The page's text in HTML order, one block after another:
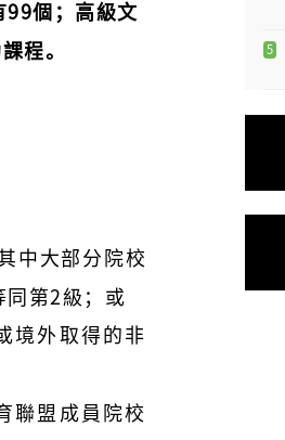
99個；高級文
程。
中大部分院校
同第2級；或
境外取得的非
聯盟成員院校
5